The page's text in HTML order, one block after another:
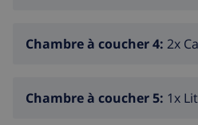
Chambre à coucher 4: 2x
Chambre à coucher 5: 1x